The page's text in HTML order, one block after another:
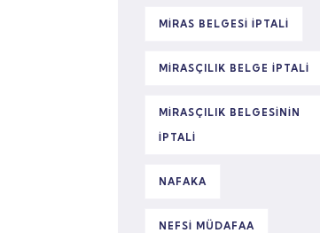
MIRAS BELGESI IPTALI
MIRASÇILIK BELGE IPTALI
MIRASÇILIK BELGESININ
IPTALI
NAFAKA
NEFSI MÜDAFAA